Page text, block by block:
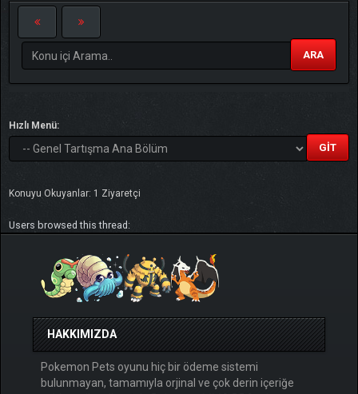
ARA
Hızlı Menü:
Konuyu Okuyanlar: 1 Ziyaretçi
Users browsed this thread:
HAKKIMIZDA
Pokemon Pets oyunu hiç bir ödeme sistemi
bulunmayan, tamamıyla orjinal ve çok derin içeriğe